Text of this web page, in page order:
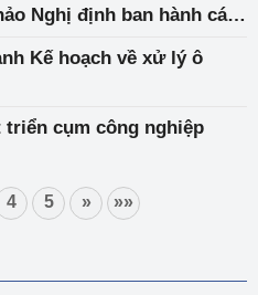
Nghị định ban hành các
Kế hoạch về xử lý ô
triển cụm công nghiệp
4 5 » »»